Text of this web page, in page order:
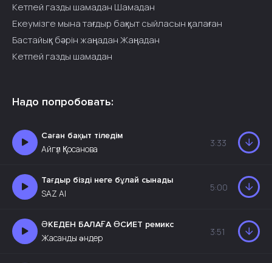
Кетпей газды шамадан Шамадан
Екеумізге мына тағдыр бақыт сыйласын қалаған
Бастайық бәрін жаңадан Жаңадан
Кетпей газды шамадан
Надо попробовать:
Саған бақыт тіледім
Айгүл Қосанова
3:33
Тағдыр бізді неге бұлай сынады
SAZ AI
5:00
ӘКЕДЕН БАЛАҒА ӨСИЕТ ремикс
Жасанды әндер
3:51